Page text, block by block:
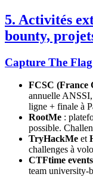
5. Activités
bounty,
Capture The
FCSC (France
annuelle
ligne + finale à
RootMe :
possible.
TryHackMe et
challenges à
CTFtime events
team university-